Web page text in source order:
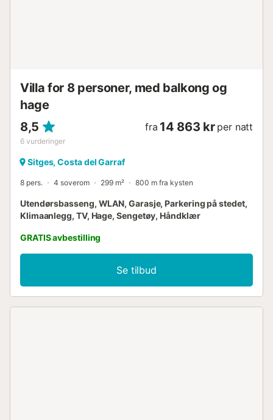
Villa for 8 personer, med balkong og
hage
8,5
6 vurderinger
fra 14 863 kr per natt
Sitges, Costa del Garraf
8 pers. 4 soverom 299 m² 800 m fra kysten
Utendørsbasseng, WLAN, Garasje, Parkering på stedet,
Klimaanlegg, TV, Hage, Sengetøy, Håndklær
GRATIS avbestilling
Se tilbud